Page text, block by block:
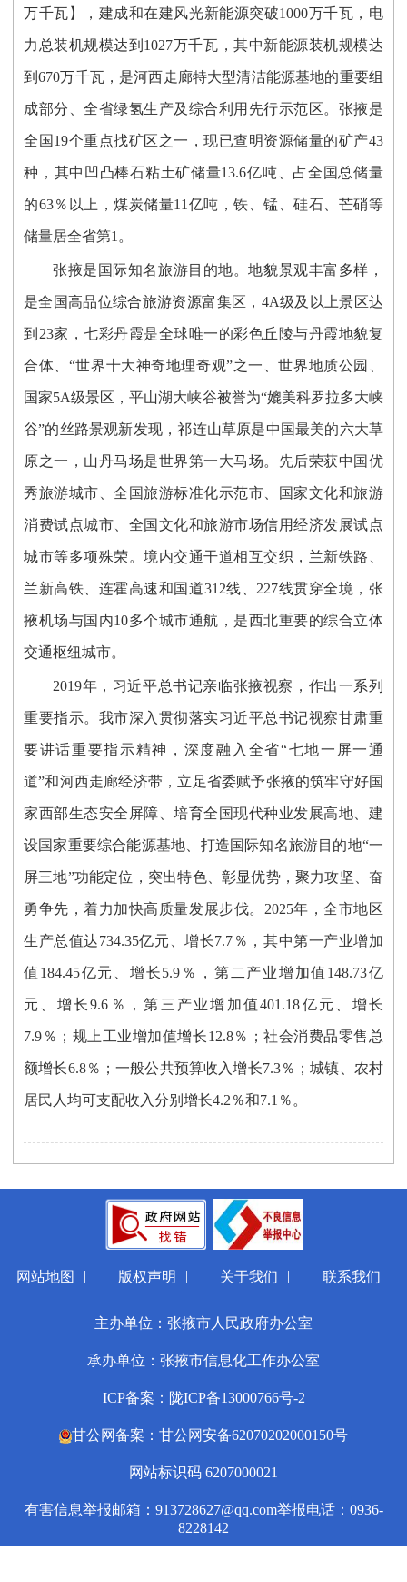
万千瓦】 ，建成和在建风光新能源突破1000万千瓦，电
力总装机规模达到1027万千瓦，其中新能源装机规模达
到670万千瓦， 是河西走廊特大型清洁能源基地的重要组
成部分、全省绿氢生产及综合利用先行示范区。张掖是
全国19个重点找矿区之一，现已查明资源储量的矿产43
种，其中凹凸棒石粘土矿储量13.6亿吨、占全国总储量
的63％以上，煤炭储量11亿吨，铁、锰、硅石、芒硝等
储量居全省第1。
张掖是国际知名旅游目的地。地貌景观丰富多样 ，
是全国高品位综合旅游资源富集区，4A级及以上景区达
到23家，七彩丹霞是全球唯一的彩色丘陵与丹霞地貌复
合体、“世界十大神奇地理奇观”之一、世界地质公园、
国家5A级景区 ，平山湖大峡谷被誉为“媲美科罗拉多大峡
谷”的丝路景观新发现，祁连山草原是中国最美的六大草
原之一，山丹马场是世界第一大马场。 先后荣获中国优
秀旅游城市、全国旅游标准化示范市、国家文化和旅游
消费试点城市 、全国文化和旅游市场信用经济发展试点
城市等多项殊荣。境内交通干道相互交织，兰新铁路、
兰新高铁、连霍高速和国道312线、227线贯穿全境，张
掖机场与国内10多个城市通航，是西北重要的综合立体
交通枢纽城市。
2019年 ， 习近平总书记亲临张掖视察，作出一系列
重要指示。我市深入贯彻落实习近平总书记视察甘肃重
要讲话重要指示精神，深度融入全省“七地一屏一通
道”和河西走廊经济带，立足省委赋予张掖的筑牢守好国
家西部生态安全屏障、培育全国现代种业发展高地、建
设国家重要综合能源基地、打造国际知名旅游目的地“一
屏三地”功能定位，突出特色、彰显优势，聚力攻坚、奋
勇争先，着力加快高质量发展步伐。2025年，全市地区
生产总值达734.35亿元、增长7.7 ％，其中第一产业增加
值 184.45亿元、增长5.9 ％，第二产业增加值 148.73亿
元、增长9.6 ％，第三产业增加值401.18亿元、增长
7.9 ％；规上工业增加值增长12.8％；社会消费品零售总
额增长6.8％；一般公共预算收入增长7.3％ ；城镇、农村
居民人均可支配收入分别增长4.2 ％和7.1 ％ 。
网站地图 | 版权声明 | 关于我们 | 联系我们
主办单位：张掖市人民政府办公室
承办单位：张掖市信息化工作办公室
ICP备案：陇ICP备13000766号-2
甘公网备案：甘公网安备62070202000150号
网站标识码 6207000021
有害信息举报邮箱：913728627@qq.com举报电话：0936-
8228142